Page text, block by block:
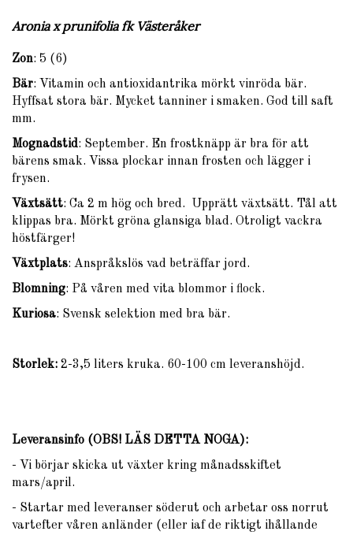
Aronia x prunifolia fk Västeråker
Zon: 5 (6)
Bär: Vitamin och antioxidantrika mörkt vinröda bär.
Hyffsat stora bär. Mycket tanniner i smaken. God till saft
mm.
Mognadstid: September. En frostknäpp är bra för att
bärens smak. Vissa plockar innan frosten och lägger i
frysen.
Växtsätt: Ca 2 m hög och bred. Upprätt växtsätt. Tål att
klippas bra. Mörkt gröna glansiga blad. Otroligt vackra
höstfärger!
Växtplats: Anspråkslös vad beträffar jord.
Blomning: På våren med vita blommor i flock.
Kuriosa: Svensk selektion med bra bär.
Storlek: 2-3,5 liters kruka. 60-100 cm leveranshöjd.
Leveransinfo (OBS! LÄS DETTA NOGA):
- Vi börjar skicka ut växter kring månadsskiftet
mars/april.
- Startar med leveranser söderut och arbetar oss norrut
vartefter våren anländer (eller iaf de riktigt ihållande